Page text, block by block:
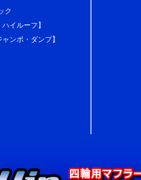
ク
ハイルーフ】
ャンボ・ダンプ】